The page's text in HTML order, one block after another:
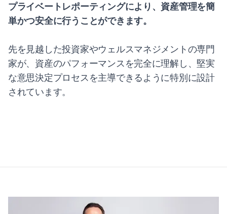
プライベートレポーティングにより、資産管理を簡
単かつ安全に行うことができます。
先を見越した投資家やウェルスマネジメントの専門
家が、資産のパフォーマンスを完全に理解し、堅実
な意思決定プロセスを主導できるように特別に設計
されています。